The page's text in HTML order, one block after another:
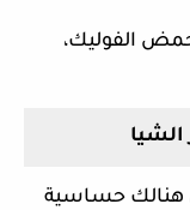
الفوليك،
الشيا
هنالك حساسية